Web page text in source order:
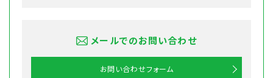
メールでのお問い合わせ
お問い合わせフォーム